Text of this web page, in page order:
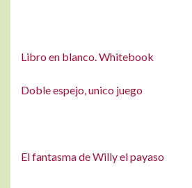
Libro en blanco. Whitebook
Doble espejo, unico juego
El fantasma de Willy el payaso